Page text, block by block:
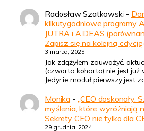
Radosław Szatkowski -
kilkutygodniowe programy
JUTRA i AIDEAS
Zapisz się na kolejną
3 marca, 2026
Jak zdążyłem zauważyć,
(czwarta kohorta) nie jest już
Jedynie moduł pierwszy jest
Monika - „CEO doskonały.
myślenia, które wyróżniają
Sekrety CEO nie tylko dla
29 grudnia, 2024